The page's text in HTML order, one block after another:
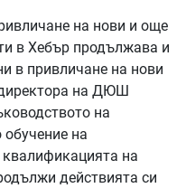
на нови и още
в Хебър продължава и
в привличане на нови
на ДЮШ
на
обучение на
на
действията си